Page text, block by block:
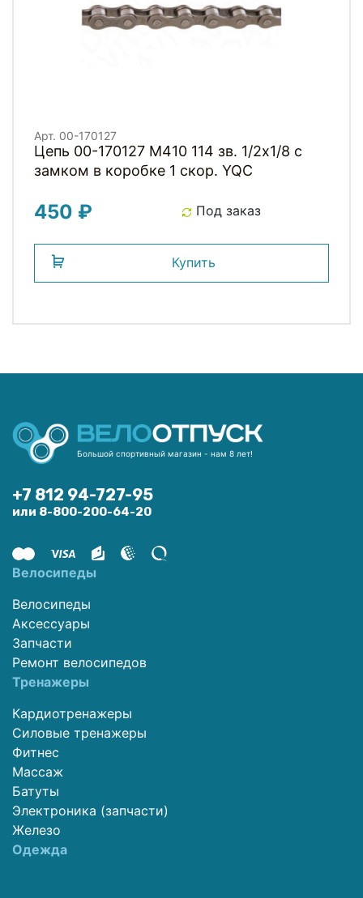
Арт. 00-170127
Цепь 00-170127 M410 114 зв. 1/2х1/8 с
замком в коробке 1 скор. YQC
450 ₽ Под заказ
Купить
Большой спортивный магазин - нам 8 лет!
+7 812 94-727-95
или 8-800-200-64-20
Велосипеды
Велосипеды
Аксессуары
Запчасти
Ремонт велосипедов
Тренажеры
Кардиотренажеры
Силовые тренажеры
Фитнес
Массаж
Батуты
Электроника (запчасти)
Железо
Одежда